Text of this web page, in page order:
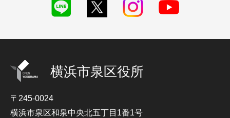
横浜市泉区役所
〒245-0024
横浜市泉区和泉中央北五丁目1番1号